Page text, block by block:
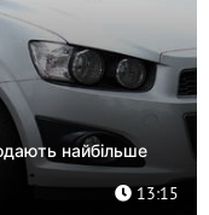
найбільше
13:15